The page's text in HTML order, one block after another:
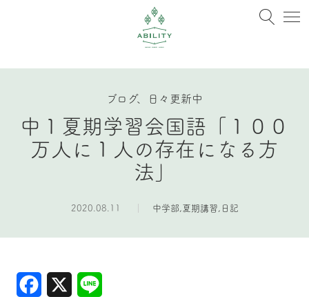
ブログ、日々更新中
中１夏期学習会国語「１００
万人に１人の存在になる方
法」
2020.08.11 中学部 ,夏期講習 , 日記
Facebook